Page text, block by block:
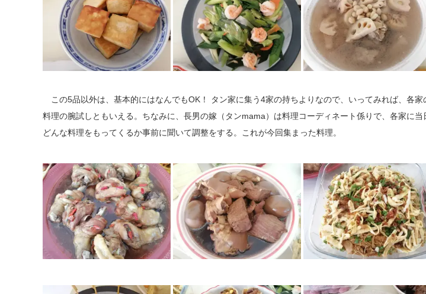
この5品以外は、基本的にはなんでもOK！ タン家に集う4家の持ちよりなので、いってみれば、各家
料理の腕試しともいえる。ちなみに、長男の嫁（タンmama）は料理コーディネート係りで、各家に当
どんな料理をもってくるか事前に聞いて調整をする。これが今回集まった料理。